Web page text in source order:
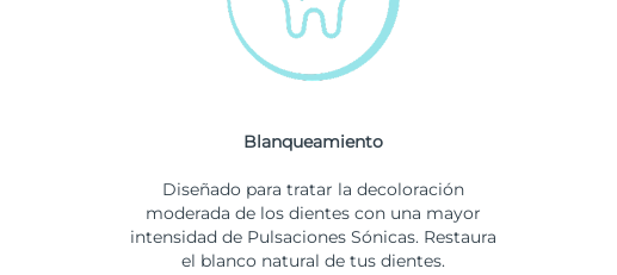
Blanqueamiento
Diseñado para tratar la decoloración
moderada de los dientes con una mayor
intensidad de Pulsaciones Sónicas. Restaura
el blanco natural de tus dientes.